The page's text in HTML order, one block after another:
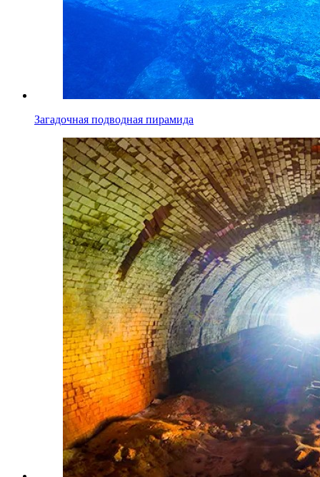
Загадочная подводная пирамида